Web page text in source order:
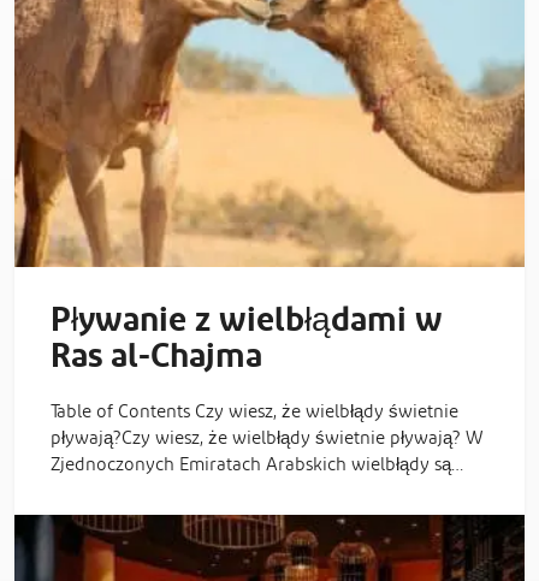
Pływanie z wielbłądami w
Ras al-Chajma
Table of Contents Czy wiesz, że wielbłądy świetnie
pływają?Czy wiesz, że wielbłądy świetnie pływają? W
Zjednoczonych Emiratach Arabskich wielbłądy są…